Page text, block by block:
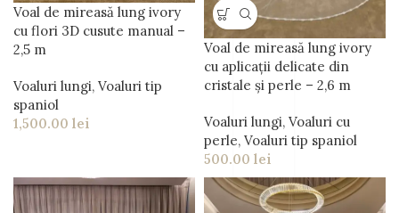
Voal de mireasă lung ivory
cu flori 3D cusute manual –
2,5 m
Voaluri lungi, Voaluri tip
spaniol
1,500.00 lei
Voal de mireasă lung ivory
cu aplicații delicate din
cristale și perle – 2,6 m
Voaluri lungi, Voaluri cu
perle, Voaluri tip spaniol
500.00 lei